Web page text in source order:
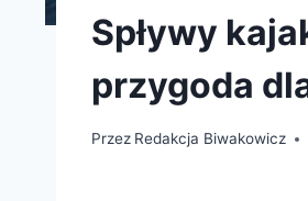
Spływy
przygoda
Przez Redakcja Biwakowicz